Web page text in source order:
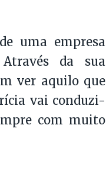
uma empresa
da sua
ver aquilo que
vai conduzi-
com muito